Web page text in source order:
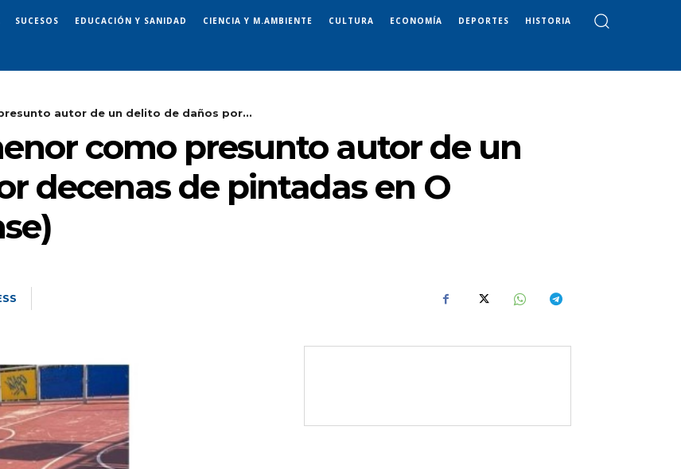
SUCESOS EDUCACIÓN Y SANIDAD CIENCIA Y M.AMBIENTE CULTURA ECONOMÍA DEPORTES HISTORIA
autor de un delito de daños por...
como presunto autor de un
decenas de pintadas en O